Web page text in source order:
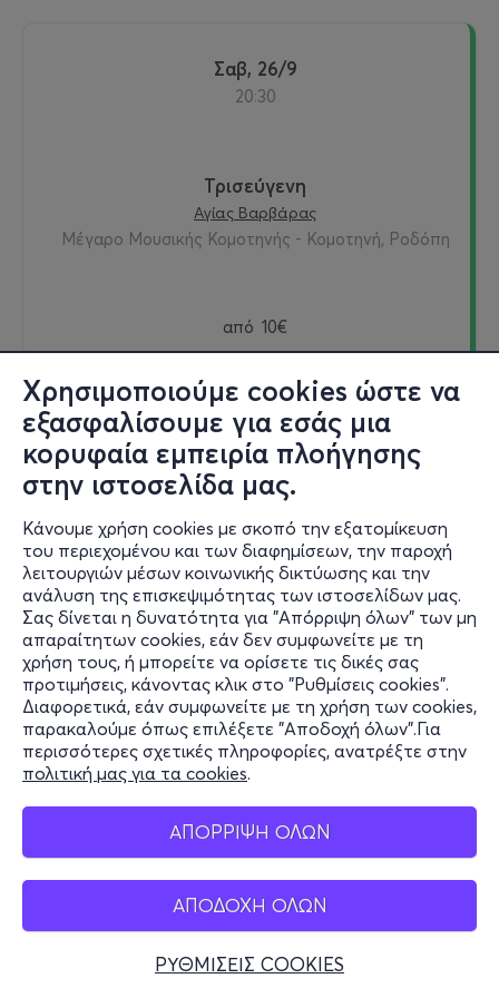
Χρησιμοποιούμε cookies ώστε να
εξασφαλίσουμε για εσάς μια
κορυφαία εμπειρία πλοήγησης
στην ιστοσελίδα μας.
Κάνουμε χρήση cookies με σκοπό την εξατομίκευση
του περιεχομένου και των διαφημίσεων, την παροχή
λειτουργιών μέσων κοινωνικής δικτύωσης και την
ανάλυση της επισκεψιμότητας των ιστοσελίδων μας.
Σας δίνεται η δυνατότητα για "Απόρριψη όλων" των μη
απαραίτητων cookies, εάν δεν συμφωνείτε με τη
χρήση τους, ή μπορείτε να ορίσετε τις δικές σας
προτιμήσεις, κάνοντας κλικ στο "Ρυθμίσεις cookies".
Διαφορετικά, εάν συμφωνείτε με τη χρήση των cookies,
παρακαλούμε όπως επιλέξετε "Αποδοχή όλων".Για
περισσότερες σχετικές πληροφορίες, ανατρέξτε στην
πολιτική μας για τα cookies.
ΑΠΟΡΡΙΨΗ ΟΛΩΝ
ΑΠΟΔΟΧΗ ΟΛΩΝ
ΡΥΘΜΙΣΕΙΣ COOKIES
Σαβ, 26/9
20:30
Τρισεύγενη
Αγίας Βαρβάρας
Μέγαρο Μουσικής Κομοτηνής - Κομοτηνή, Ροδόπη
από 10€
Εισιτήρια